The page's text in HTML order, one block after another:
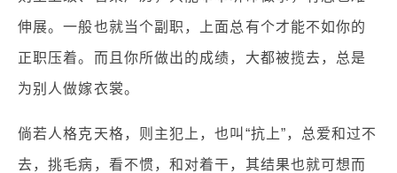
伸展。一般也就当个副职，上面总有个才能不如你的
正职压着。而且你所做出的成绩，大都被揽去，总是
为别人做嫁衣裳。
倘若人格克天格，则主犯上，也叫“抗上”，总爱和过不
去，挑毛病，看不惯，和对着干，其结果也就可想而